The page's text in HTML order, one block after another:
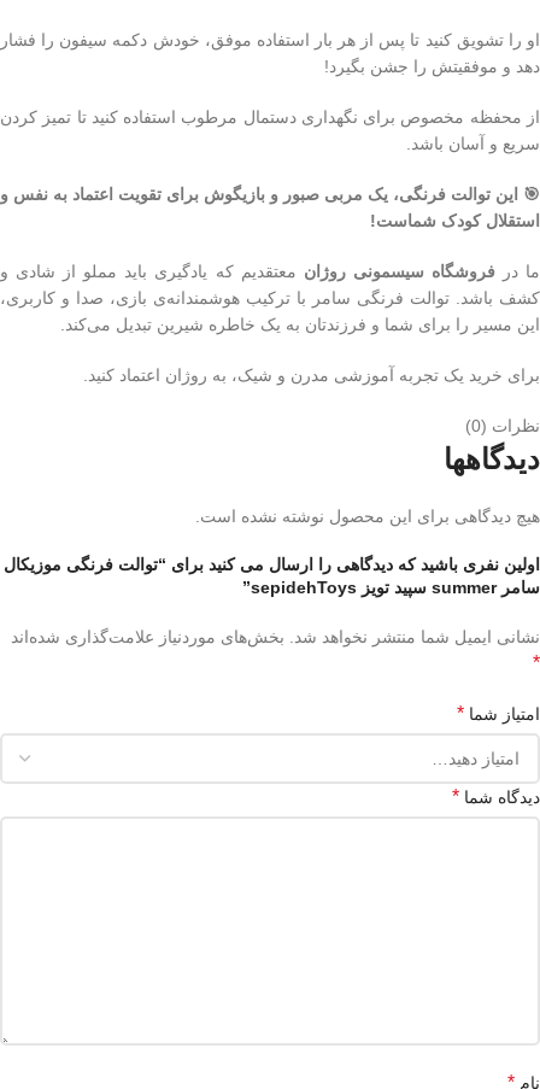
او را تشویق کنید تا پس از هر بار استفاده موفق، خودش دکمه سیفون را فشار
دهد و موفقیتش را جشن بگیرد!
از محفظه مخصوص برای نگهداری دستمال مرطوب استفاده کنید تا تمیز کردن
سریع و آسان باشد.
🎯 این توالت فرنگی، یک مربی صبور و بازیگوش برای تقویت اعتماد به نفس و
استقلال کودک شماست!
ما درفروشگاه سیسمونی روژان معتقدیم که یادگیری باید مملو از شادی و
کشف باشد. توالت فرنگی سامر با ترکیب هوشمندانه‌ی بازی، صدا و کاربری،
این مسیر را برای شما و فرزندتان به یک خاطره شیرین تبدیل می‌کند.
برای خرید یک تجربه آموزشی مدرن و شیک، به روژان اعتماد کنید.
نظرات (0)
دیدگاهها
هیچ دیدگاهی برای این محصول نوشته نشده است.
اولین نفری باشید که دیدگاهی را ارسال می کنید برای “‌‎توالت فرنگی موزیکال
سامر summer ‌سپید تویز sepidehToys”
نشانی ایمیل شما منتشر نخواهد شد. بخش‌های موردنیاز علامت‌گذاری شده‌اند
*
امتیاز شما *
دیدگاه شما *
نام *